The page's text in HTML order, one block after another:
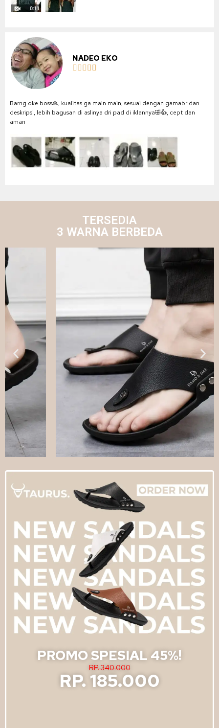
NADEO EKO
    
Barng oke boss🙏, kualitas ga main main, sesuai dengan gamabr dan
deskripsi, lebih bagusan di aslinya dri pad di iklannya🤣👍, cept dan
aman
TERSEDIA
3 WARNA BERBEDA
PROMO SPESIAL 45%!
RP. 340.000
RP. 185.000